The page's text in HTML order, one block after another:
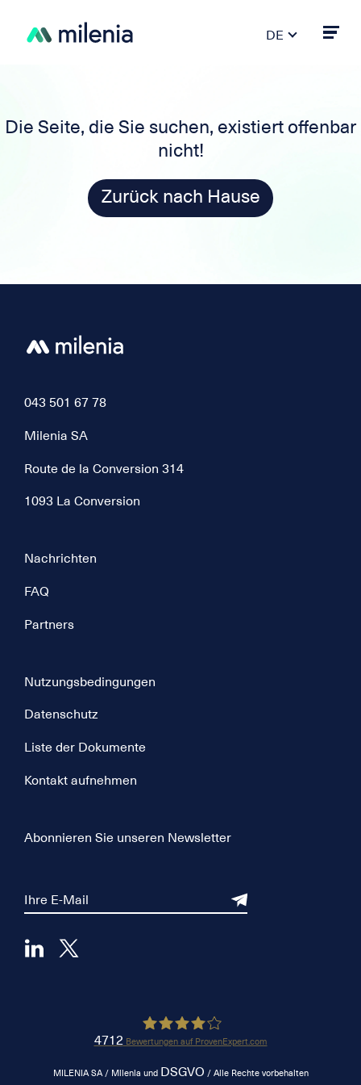
DE
IT
Die Seite, die Sie suchen, existiert offenbar
nicht!
Zurück nach Hause
043 501 67 78
Milenia SA
Route de la Conversion 314
1093 La Conversion
Nachrichten
FAQ
Partners
Nutzungsbedingungen
Datenschutz
Liste der Dokumente
Kontakt aufnehmen
Abonnieren Sie unseren Newsletter
Milenia
4712Bewertungen auf ProvenExpert.com
MILENIA SA / Milenia und DSGVO / Alle Rechte vorbehalten